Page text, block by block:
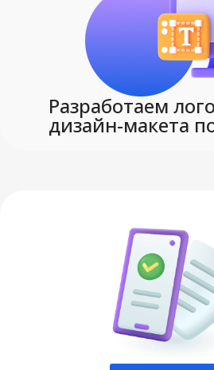
Разработаем
дизайн-макета